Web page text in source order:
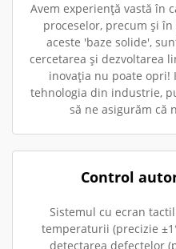
Avem experiență vastă în
proceselor, precum și
aceste 'baze solide',
cercetarea și dezvoltarea
inovația nu poate opri!
tehnologia din industrie,
să ne asigurăm că
Control
Sistemul cu ecran
temperaturii (precizie
detectarea defectelor